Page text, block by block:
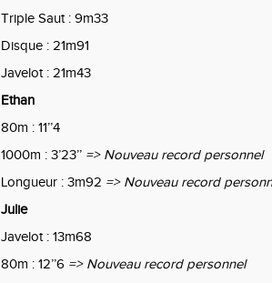
Triple Saut : 9m33
Disque : 21m91
Javelot : 21m43
Ethan
80m : 11’’4
1000m : 3’23’’ => Nouveau record personnel
Longueur : 3m92 => Nouveau record
Julie
Javelot : 13m68
80m : 12’’6 => Nouveau record personnel